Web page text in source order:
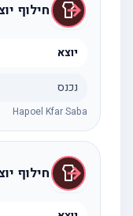
חילוף יוצא
יוצא
נכנס
Hapoel Kfar Saba
חילוף יוצא